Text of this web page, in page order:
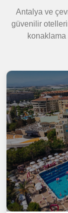
Antalya ve
güvenilir